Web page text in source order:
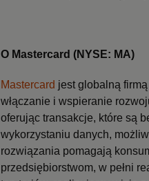
O Mastercard (NYSE: MA)
Mastercard jest globalną
włączanie i wspieranie
oferując transakcje, które są
wykorzystaniu danych,
rozwiązania pomagają
przedsiębiorstwom, w pełni